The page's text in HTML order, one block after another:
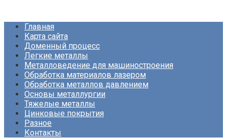
контентуГлавная
Карта сайта
Доменный процесс
Легкие металлы
Металловедение для машиностроения
Обработка материалов лазером
Обработка металлов давлением
Основы металлургии
Тяжелые металлы
Цинковые покрытия
Разное
Контакты